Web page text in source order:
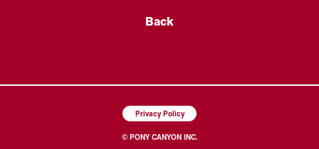
Back
Privacy Policy
© PONY CANYON INC.